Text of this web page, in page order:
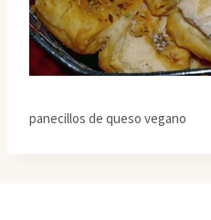
panecillos de queso vegano